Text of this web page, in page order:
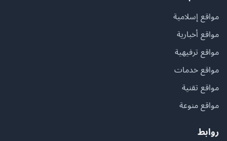
مواقع إسلامية
مواقع أخبارية
مواقع ترفيهية
مواقع خدمات
مواقع تقنية
مواقع منوعة
روابط